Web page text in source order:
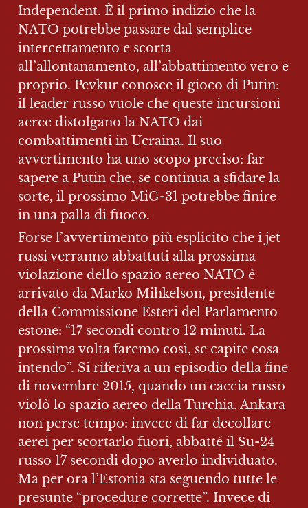
Independent. È il primo indizio che la
NATO potrebbe passare dal semplice
intercettamento e scorta
all’allontanamento, all’abbattimento vero e
proprio. Pevkur conosce il gioco di Putin:
il leader russo vuole che queste incursioni
aeree distolgano la NATO dai
combattimenti in Ucraina. Il suo
avvertimento ha uno scopo preciso: far
sapere a Putin che, se continua a sfidare la
sorte, il prossimo MiG-31 potrebbe finire
in una palla di fuoco.
Forse l’avvertimento più esplicito che i jet
russi verranno abbattuti alla prossima
violazione dello spazio aereo NATO è
arrivato da Marko Mihkelson, presidente
della Commissione Esteri del Parlamento
estone: “17 secondi contro 12 minuti. La
prossima volta faremo così, se capite cosa
intendo”. Si riferiva a un episodio della fine
di novembre 2015, quando un caccia russo
violò lo spazio aereo della Turchia. Ankara
non perse tempo: invece di far decollare
aerei per scortarlo fuori, abbatté il Su-24
russo 17 secondi dopo averlo individuato.
Ma per ora l’Estonia sta seguendo tutte le
presunte “procedure corrette”. Invece di